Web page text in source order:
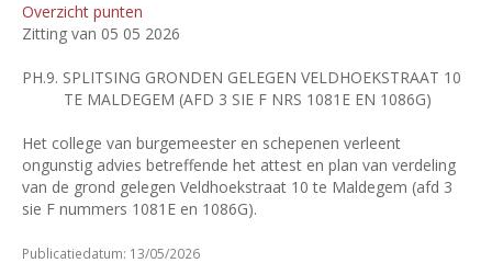
Overzicht punten
Zitting van 05 05 2026
PH.9. SPLITSING GRONDEN GELEGEN VELDHOEKSTRAAT 10
TE MALDEGEM (AFD 3 SIE F NRS 1081E EN 1086G)
Het college van burgemeester en schepenen verleent
ongunstig advies betreffende het attest en plan van verdeling
van de grond gelegen Veldhoekstraat 10 te Maldegem (afd 3
sie F nummers 1081E en 1086G).
Publicatiedatum: 13/05/2026